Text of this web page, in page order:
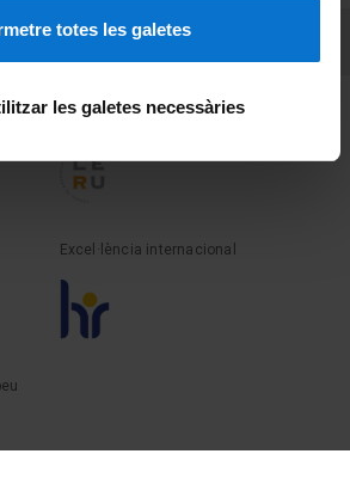
totes les galetes
les galetes necessàries
Membre de la
Excel·lència internacional